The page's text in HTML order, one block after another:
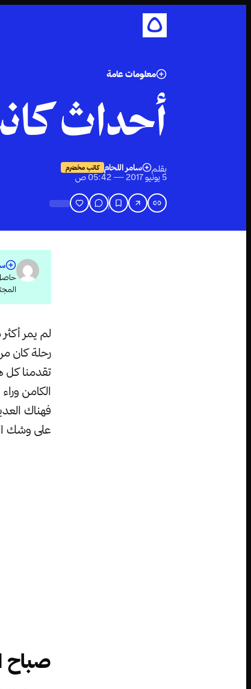
معلومات عامة
أحداث
بقلم سامر اللحام كاتب مخضرم
5 يونيو 2017 — 05:42 ص
حاصل
رحلة كان
تقدمنا
الكامن
فهناك
على وشك
صباح الـ12 من آب